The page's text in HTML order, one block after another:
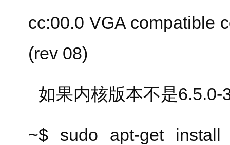
cc:00.0 VGA compatible
(rev 08)
如果内核版本不是
~$ sudo apt-get install